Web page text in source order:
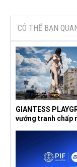
CÓ THỂ BẠN
GIANTESS
vướng tranh chấp
ngầm chiếm đoạt